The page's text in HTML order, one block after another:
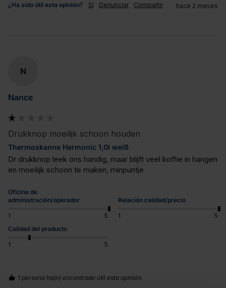
¿Ha sido útil esta opinión? Sí Denunciar Compartir hace 2 meses
N
Nance
Drukknop moeilijk schoon houden
Thermoskanne Harmonic 1,0l weiß
Dr drukknop leek ons handig, maar blijft veel koffie in hangen
en moeilijk schoon te maken, minpuntje
Oficina de
administración/operador
1 5
Relación calidad/precio
1
5
Calidad del producto
1 5
1 persona ha(n) encontrado útil esta opinión.